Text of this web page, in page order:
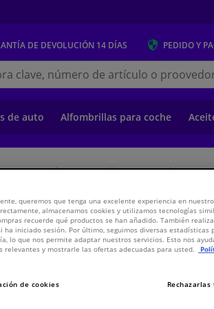
DE DEVOLUCIÓN 14 DÍAS PEDIDO Y
de auto Alfombrillas para coche
Suspensión y transmisión Suspensión y
queremos que tenga una excelente experiencia en
almacenamos cookies y utilizamos tecnologías
recuerde qué productos se han añadido. También
ha iniciado sesión. Por último, seguimos diversas
lo que nos permite adaptar nuestros servicios. Esto nos
relevantes y mostrarle las ofertas adecuadas para usted.
de cookies Rechazarlas